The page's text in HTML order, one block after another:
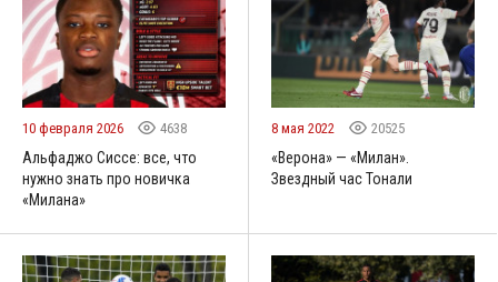
10 февраля 2026 4638
Альфаджо Сиссе: все, что
нужно знать про новичка
«Милана»
8 мая 2022 20525
«Верона» — «Милан».
Звездный час Тонали